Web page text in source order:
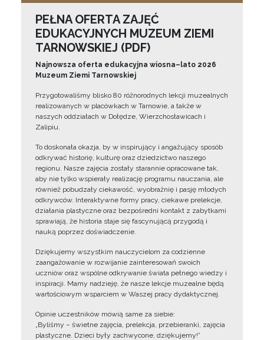
PEŁNA OFERTA ZAJĘĆ
EDUKACYJNYCH MUZEUM ZIEMI
TARNOWSKIEJ (PDF)
Najnowsza oferta edukacyjna wiosna–lato 2026
Muzeum Ziemi Tarnowskiej
Przygotowaliśmy blisko 80 różnorodnych lekcji muzealnych
realizowanych w placówkach w Tarnowie, a także w
naszych oddziałach w Dołędze, Wierzchosławicach i
Zalipiu.
To doskonała okazja, by w inspirujący i angażujący sposób
odkrywać historię, kulturę oraz dziedzictwo naszego
regionu. Nasze zajęcia zostały starannie opracowane tak,
aby nie tylko wspierały realizację programu nauczania, ale
również pobudzały ciekawość, wyobraźnię i pasję młodych
odkrywców. Interaktywne formy pracy, ciekawe prelekcje,
działania plastyczne oraz bezpośredni kontakt z zabytkami
sprawiają, że historia staje się fascynującą przygodą i
nauką poprzez doświadczenie.
Dziękujemy wszystkim nauczycielom za codzienne
zaangażowanie w rozwijanie zainteresowań swoich
uczniów oraz wspólne odkrywanie świata pełnego wiedzy i
inspiracji. Mamy nadzieję, że nasze lekcje muzealne będą
wartościowym wsparciem w Waszej pracy dydaktycznej.
Opinie uczestników mówią same za siebie:
„Byliśmy – świetne zajęcia, prelekcja, przebieranki, zajęcia
plastyczne. Dzieci były zachwycone, dziękujemy!”